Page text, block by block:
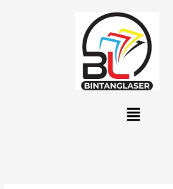
Menu